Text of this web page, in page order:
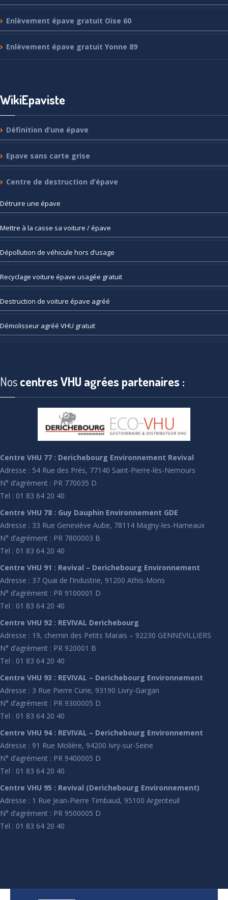
Enlèvement épave gratuit Oise 60
Enlèvement épave gratuit Yonne 89
WikiEpaviste
Définition d’une épave
Epave sans carte grise
Centre de destruction d’épave
Détruire une épave
Mettre à la casse sa voiture / épave
Dépollution de véhicule hors d’usage
Recyclage voiture épave usagée gratuit
Destruction de voiture épave agréé
Démolisseur agréé VHU gratuit
Noscentres VHU agrées partenaires :
Centre VHU 77 : Derichebourg Environnement Revival
Adresse : 54 Rue des Prés, 77140 Saint-Pierre-lès-Nemours
N° d’agrément : PR 770035 D
Tel : 01 83 64 20 40
Centre VHU 78 : Guy Dauphin Environnement GDE
Adresse : 33 Rue Geneviève Aube, 78114 Magny-les-Hameaux
N° d’agrément : PR 7800003 B
Tel : 01 83 64 20 40
Centre VHU 91 : Revival – Derichebourg Environnement
Adresse : 37 Quai de l’Industrie, 91200 Athis-Mons
N° d’agrément : PR 9100001 D
Tel : 01 83 64 20 40
Centre VHU 92 : REVIVAL Derichebourg
Adresse : 19, chemin des Petits Marais – 92230 GENNEVILLIERS
N° d’agrément : PR 920001 B
Tel : 01 83 64 20 40
Centre VHU 93 : REVIVAL – Derichebourg Environnement
Adresse : 3 Rue Pierre Curie, 93190 Livry-Gargan
N° d’agrément : PR 9300005 D
Tel : 01 83 64 20 40
Centre VHU 94 : REVIVAL – Derichebourg Environnement
Adresse : 91 Rue Molière, 94200 Ivry-sur-Seine
N° d’agrément : PR 9400005 D
Tel : 01 83 64 20 40
Centre VHU 95 : Revival (Derichebourg Environnement)
Adresse : 1 Rue Jean-Pierre Timbaud, 95100 Argenteuil
N° d’agrément : PR 9500005 D
Tel : 01 83 64 20 40